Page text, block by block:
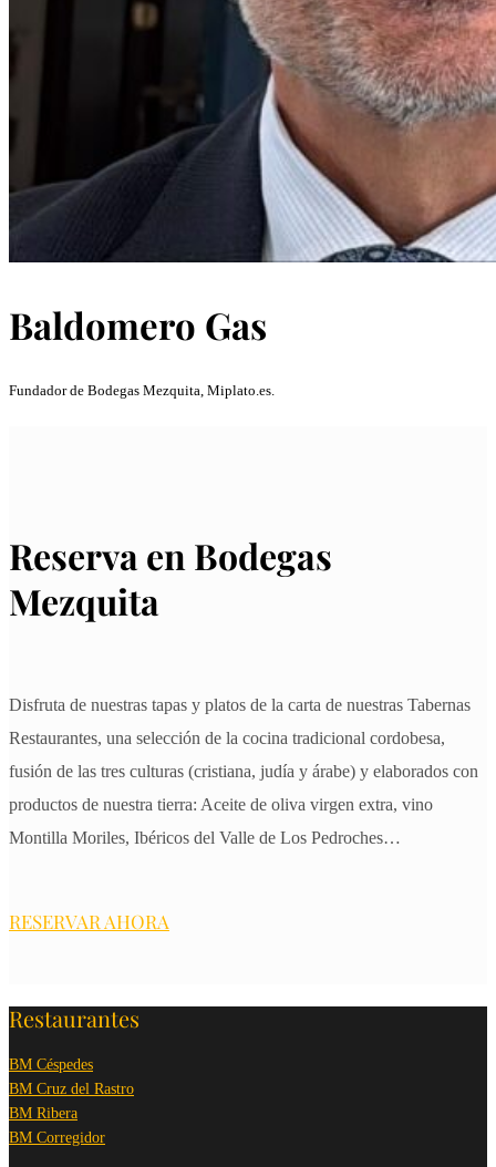
Baldomero Gas
Fundador de Bodegas Mezquita, Miplato.es.
Reserva en Bodegas
Mezquita
Disfruta de nuestras tapas y platos de la carta de nuestras Tabernas
Restaurantes, una selección de la cocina tradicional cordobesa,
fusión de las tres culturas (cristiana, judía y árabe) y elaborados con
productos de nuestra tierra: Aceite de oliva virgen extra, vino
Montilla Moriles, Ibéricos del Valle de Los Pedroches…
RESERVAR AHORA
Restaurantes
BM Céspedes
BM Cruz del Rastro
BM Ribera
BM Corregidor